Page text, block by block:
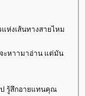
ห่งเส้นทางสายไหม
จะหาามาอ่าน แต่มัน
ป รู้สึกอายแทนคุณ